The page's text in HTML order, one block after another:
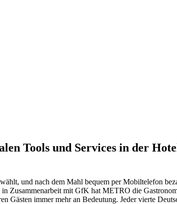
Tools und Services in der
und nach dem Mahl bequem per Mobiltelefon
Zusammenarbeit mit GfK hat METRO die
immer mehr an Bedeutung. Jeder vierte